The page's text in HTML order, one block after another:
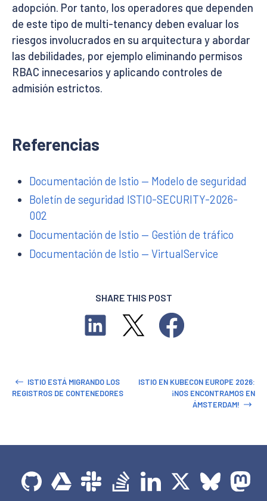
adopción. Por tanto, los operadores que dependen
de este tipo de multi-tenancy deben evaluar los
riesgos involucrados en su arquitectura y abordar
las debilidades, por ejemplo eliminando permisos
RBAC innecesarios y aplicando controles de
admisión estrictos.
Referencias
Documentación de Istio — Modelo de seguridad
Boletín de seguridad ISTIO-SECURITY-2026-
002
Documentación de Istio — Gestión de tráfico
Documentación de Istio — VirtualService
SHARE THIS POST
ISTIO ESTÁ MIGRANDO LOS
REGISTROS DE CONTENEDORES
ISTIO EN KUBECON EUROPE 2026:
¡NOS ENCONTRAMOS EN
ÁMSTERDAM!